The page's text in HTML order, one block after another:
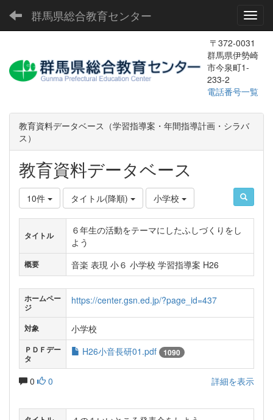
群馬県総合教育センター
〒372-0031
群馬県伊勢崎
市今泉町1-
233-2
電話番号一覧
教育資料データベース（学習指導案・年間指導計画・シラバ
ス）
教育資料データベース
10件 タイトル(降順) 小学校
タイトル
６年生の活動をテーマにしたふしづくりをし
よう
概要 音楽 表現 小６ 小学校 学習指導案 H26
ホームペー
ジ
https://center.gsn.ed.jp/?page_id=437
対象 小学校
ＰＤＦデー
タ
H26小音長研01.pdf 1090
0 0 詳細を表示